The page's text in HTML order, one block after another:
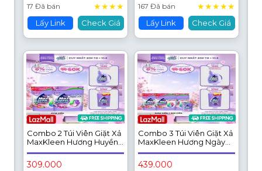
17 Đã bán ★★★★
Lấy Link Check Giá
167 Đã bán ★★★★★
Lấy Link Check Giá
Combo 2 Túi Viên Giặt Xả
MaxKleen Hương Huyền
Diệu + Hương Ngày Thư
Thái (34 viên/túi)
309.000
Combo 3 Túi Viên Giặt Xả
MaxKleen Hương Ngày
Thư Thái (Túi 34+4 Viên)
439.000